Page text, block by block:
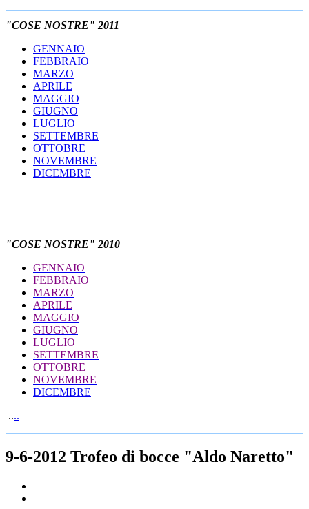
"COSE NOSTRE" 2011
GENNAIO
FEBBRAIO
MARZO
APRILE
MAGGIO
GIUGNO
LUGLIO
SETTEMBRE
OTTOBRE
NOVEMBRE
DICEMBRE
"COSE NOSTRE" 2010
GENNAIO
FEBBRAIO
MARZO
APRILE
MAGGIO
GIUGNO
LUGLIO
SETTEMBRE
OTTOBRE
NOVEMBRE
DICEMBRE
....
9-6-2012 Trofeo di bocce "Aldo Naretto"